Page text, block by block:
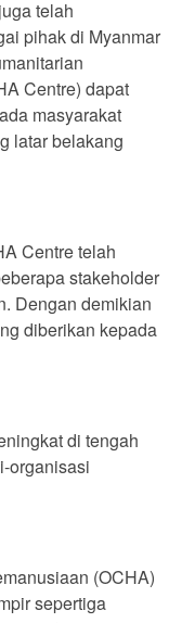
telah
pihak di Myanmar
Centre) dapat
masyarakat
latar belakang
Centre telah
stakeholder
Dengan demikian
diberikan kepada
di tengah
organisasi
(OCHA)
sepertiga